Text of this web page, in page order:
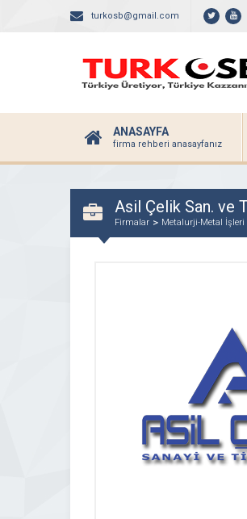
turkosb@gmail.com
ANASAYFA
firma rehberi anasayfanız
Asil Çelik San. ve
Firmalar Metalurji-Metal İşleri